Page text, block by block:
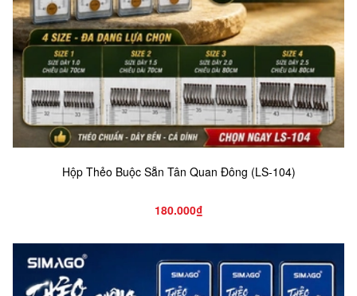
Hộp Thẻo Buộc Sẵn Tân Quan Đông (LS-104)
180.000₫